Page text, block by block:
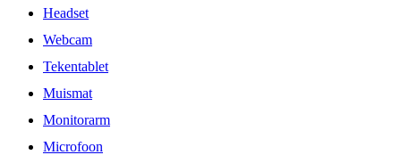
Headset
Webcam
Tekentablet
Muismat
Monitorarm
Microfoon